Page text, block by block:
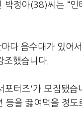
박정아(38)씨는 “
마다 음수대가 있어
조했습니다.
포터즈'가 모집됐
등을 끓여먹을 정